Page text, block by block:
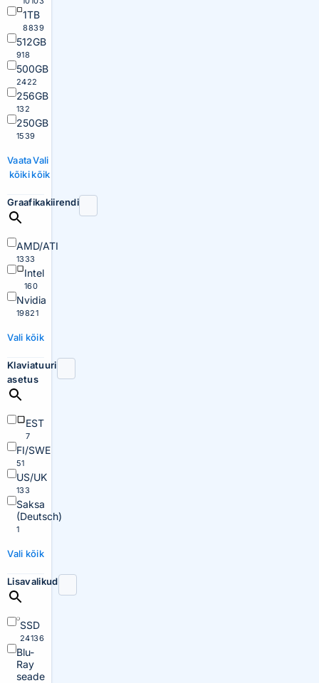
1TB
8839
512GB
918
500GB
2422
256GB
132
250GB
1539
Vaata
kõiki
Vali
kõik
Graafikakiirendi
AMD/ATI
1333
Intel
160
Nvidia
19821
Vali kõik
Klaviatuuri
asetus
EST
7
FI/SWE
51
US/UK
133
Saksa
(Deutsch)
1
Vali kõik
Lisavalikud
SSD
24136
Blu-
Ray
seade